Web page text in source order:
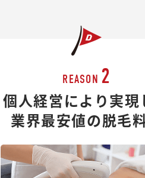
REASON 2
個人経営により実現
業界最安値の脱毛